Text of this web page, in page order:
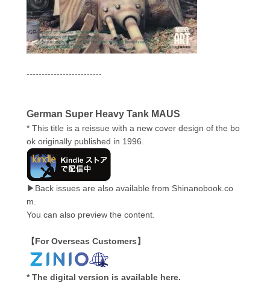
-------------------------
German Super Heavy Tank MAUS
* This title is a reissue with a new cover design of the bo
ok originally published in 1996.
▶Back issues are also available from Shinanobook.co
m.
You can also preview the content.
【For Overseas Customers】
* The digital version is available here.